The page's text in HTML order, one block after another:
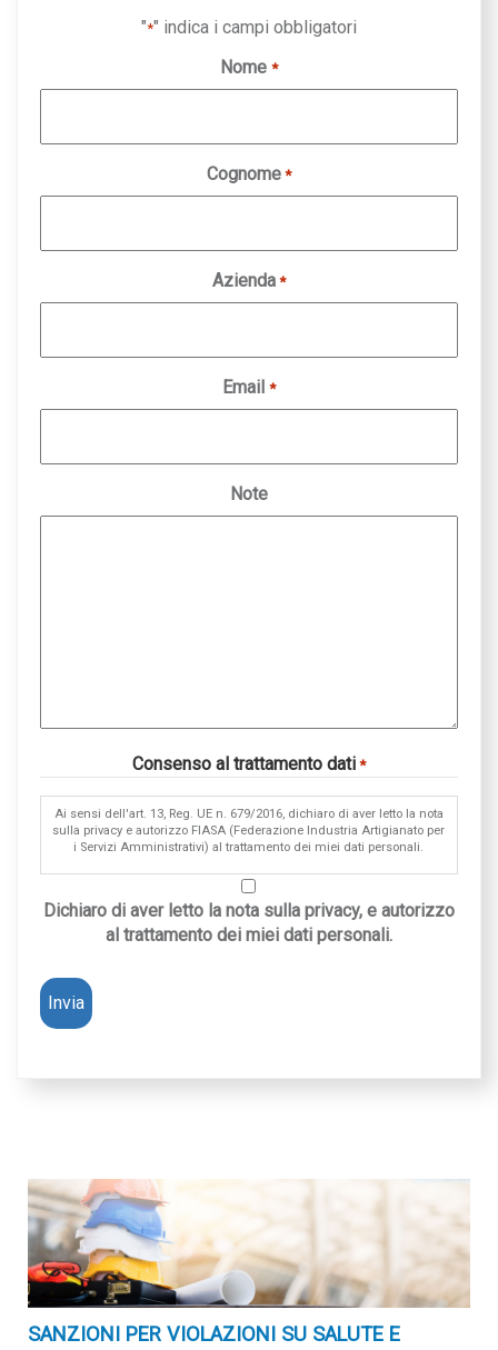
"*" indica i campi obbligatori
Nome *
Cognome *
Azienda *
Email *
Note
Consenso al trattamento dati *
Ai sensi dell'art. 13, Reg. UE n. 679/2016, dichiaro di aver letto la nota
sulla privacy e autorizzo FIASA (Federazione Industria Artigianato per
i Servizi Amministrativi) al trattamento dei miei dati personali.
Dichiaro di aver letto la nota sulla privacy, e autorizzo
al trattamento dei miei dati personali.
SANZIONI PER VIOLAZIONI SU SALUTE E